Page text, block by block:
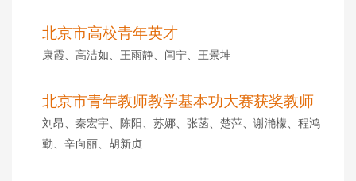
北京市高校青年英才
康霞、高洁如、王雨静、闫宁、王景坤
北京市青年教师教学基本功大赛获奖教师
刘昂、秦宏宇、陈阳、苏娜、张菡、楚萍、谢滟檬、程鸿
勤、辛向丽、胡新贞